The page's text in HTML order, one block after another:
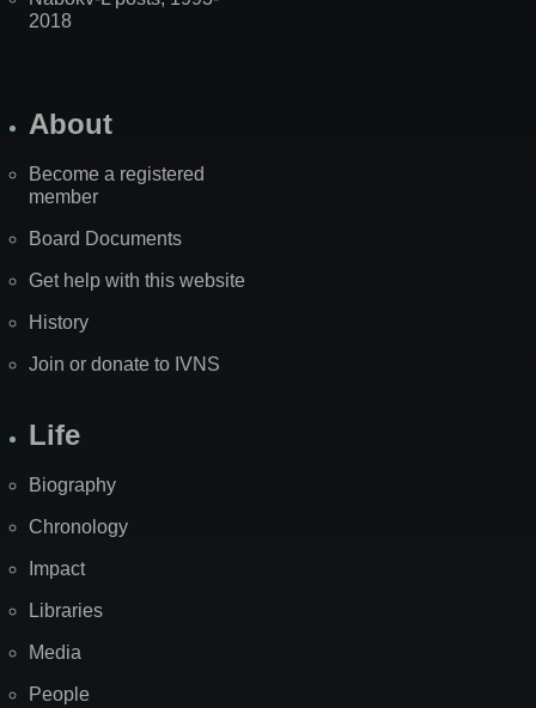
2018
About
Become a registered
member
Board Documents
Get help with this website
History
Join or donate to IVNS
Life
Biography
Chronology
Impact
Libraries
Media
People